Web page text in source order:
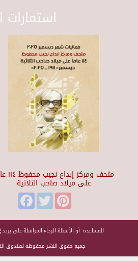
متحف
على ميلاد صاحب الثلاثية
FacebookTwitter
للمساعدة أو الأسئلة الرجاء المراسلة على بريد
جميع حقوق النشر محفوظة لصندوق